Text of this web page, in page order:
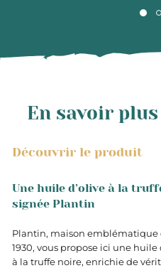
En savoir
Découvrir le produit
Une huile d’olive à la
signée Plantin
Plantin, maison emblématique
1930, vous propose ici une
à la truffe noire, enrichie de